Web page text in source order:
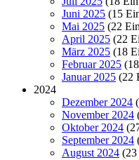
Juni 2025 (15
Mai 2025 (22
April 2025 (22
März 2025 (18
Februar 2025
Januar 2025 (22
2024
Dezember 2024
November 2024
Oktober 2024
September 2024
August 2024 (23